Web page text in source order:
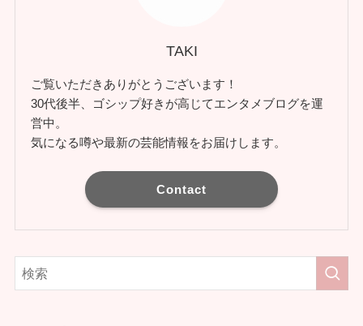
TAKI
ご覧いただきありがとうございます！
30代後半、ゴシップ好きが高じてエンタメブログを運
営中。
気になる噂や最新の芸能情報をお届けします。
Contact